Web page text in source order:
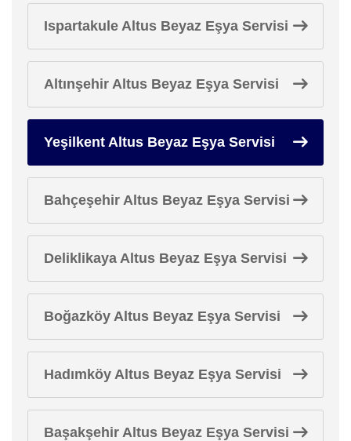
Ispartakule Altus Beyaz Eşya Servisi
Altınşehir Altus Beyaz Eşya Servisi
Yeşilkent Altus Beyaz Eşya Servisi
Bahçeşehir Altus Beyaz Eşya Servisi
Deliklikaya Altus Beyaz Eşya Servisi
Boğazköy Altus Beyaz Eşya Servisi
Hadımköy Altus Beyaz Eşya Servisi
Başakşehir Altus Beyaz Eşya Servisi